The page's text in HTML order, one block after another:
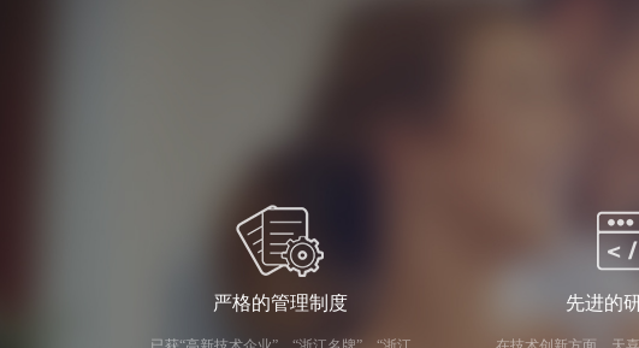
严格的管理制度 先进的